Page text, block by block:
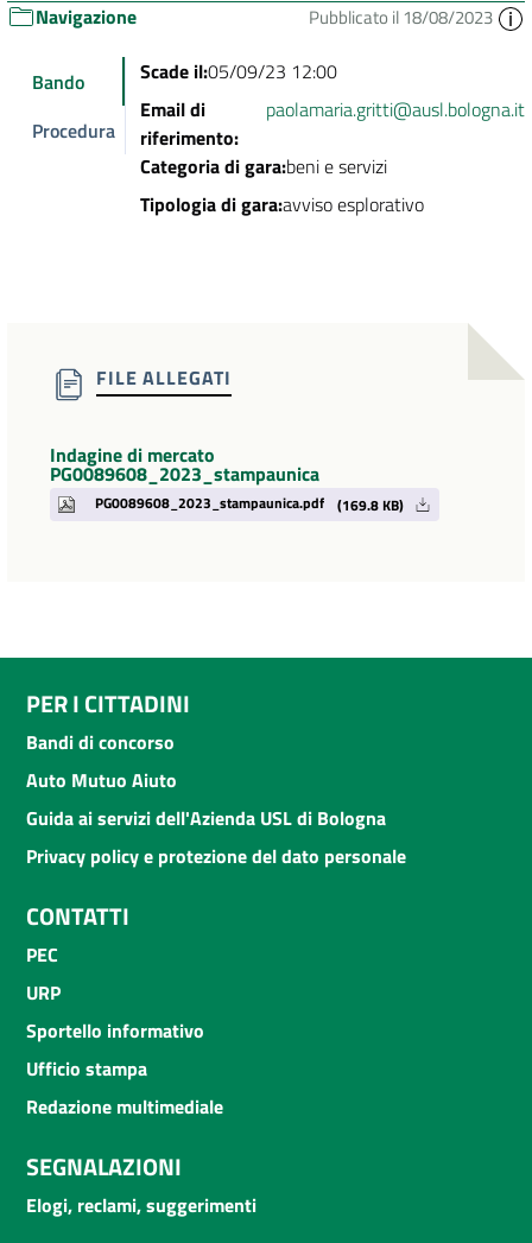
Navigazione Pubblicato il 18/08/2023
Bando
Procedura
Scade il:05/09/23 12:00
Email di
riferimento:
paolamaria.gritti@ausl.bologna.it
Categoria di gara:beni e servizi
Tipologia di gara:avviso esplorativo
FILE ALLEGATI
Indagine di mercato
PG0089608_2023_stampaunica
PG0089608_2023_stampaunica.pdf (169.8 KB)
PER I CITTADINI
Bandi di concorso
Auto Mutuo Aiuto
Guida ai servizi dell'Azienda USL di Bologna
Privacy policy e protezione del dato personale
CONTATTI
PEC
URP
Sportello informativo
Ufficio stampa
Redazione multimediale
SEGNALAZIONI
Elogi, reclami, suggerimenti